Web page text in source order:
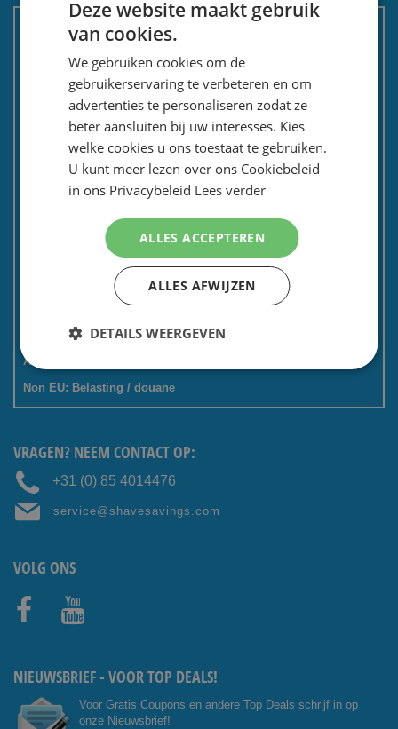
KLANTENSERVICE
Over ons
Bestellen en betalen
Bezorgen en retourneren
Tevredenheidsgarantie
Kadoservice
Meest gestelde vragen
Contactformulier
Privacy en security
Algemene voorwaarden
Non EU: Belasting / douane
VRAGEN? NEEM CONTACT OP:
+31 (0) 85 4014476
service@shavesavings.com
VOLG ONS
NIEUWSBRIEF - VOOR TOP DEALS!
Voor Gratis Coupons en andere Top Deals schrijf in op
onze Nieuwsbrief!
Deze website maakt gebruik
van cookies.
We gebruiken cookies om de
gebruikerservaring te verbeteren en om
advertenties te personaliseren zodat ze
beter aansluiten bij uw interesses. Kies
welke cookies u ons toestaat te gebruiken.
U kunt meer lezen over ons Cookiebeleid
in ons Privacybeleid Lees verder
ALLES ACCEPTEREN
ALLES AFWIJZEN
DETAILS WEERGEVEN